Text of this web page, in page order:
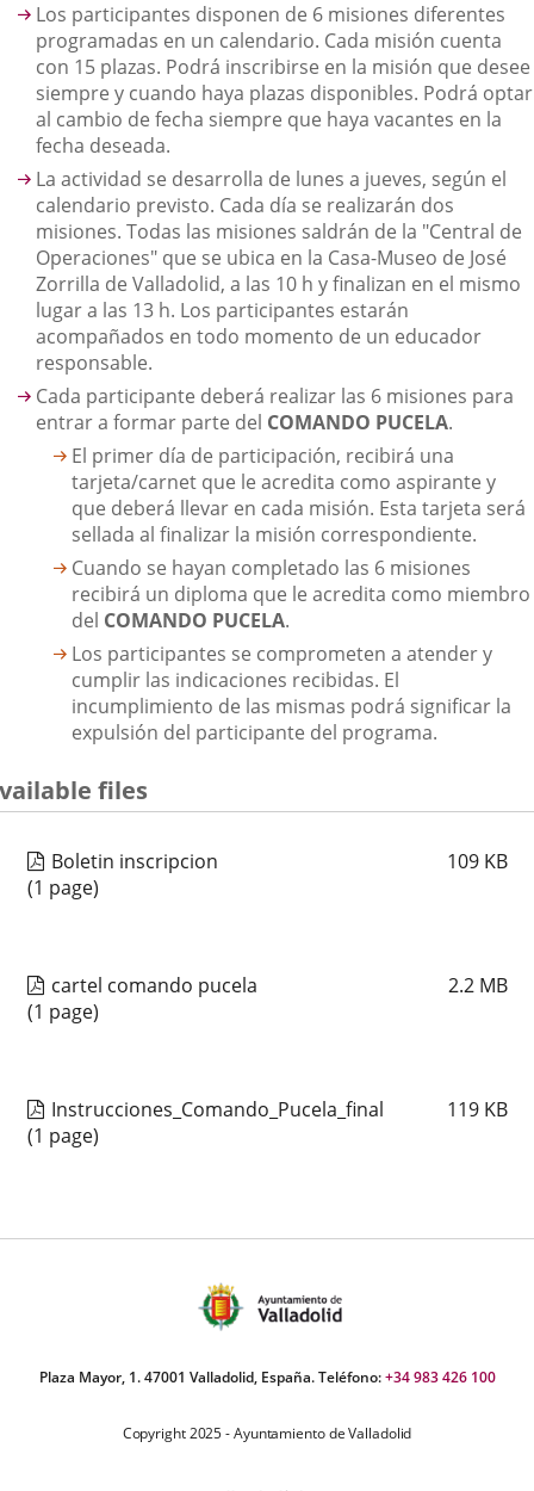
Los participantes disponen de 6 misiones diferentes
programadas en un calendario. Cada misión cuenta
con 15 plazas. Podrá inscribirse en la misión que desee
siempre y cuando haya plazas disponibles. Podrá optar
al cambio de fecha siempre que haya vacantes en la
fecha deseada.
La actividad se desarrolla de lunes a jueves, según el
calendario previsto. Cada día se realizarán dos
misiones. Todas las misiones saldrán de la "Central de
Operaciones" que se ubica en la Casa-Museo de José
Zorrilla de Valladolid, a las 10 h y finalizan en el mismo
lugar a las 13 h. Los participantes estarán
acompañados en todo momento de un educador
responsable.
Cada participante deberá realizar las 6 misiones para
entrar a formar parte del COMANDO PUCELA.
El primer día de participación, recibirá una
tarjeta/carnet que le acredita como aspirante y
que deberá llevar en cada misión. Esta tarjeta será
sellada al finalizar la misión correspondiente.
Cuando se hayan completado las 6 misiones
recibirá un diploma que le acredita como miembro
del COMANDO PUCELA.
Los participantes se comprometen a atender y
cumplir las indicaciones recibidas. El
incumplimiento de las mismas podrá significar la
expulsión del participante del programa.
files
Boletin inscripcion 109 KB
(1 page)
cartel comando pucela 2.2 MB
(1 page)
Instrucciones_Comando_Pucela_final 119 KB
(1 page)
Plaza Mayor, 1. 47001 Valladolid, España. Teléfono:+34 983 426 100
Copyright 2025 - Ayuntamiento de Valladolid